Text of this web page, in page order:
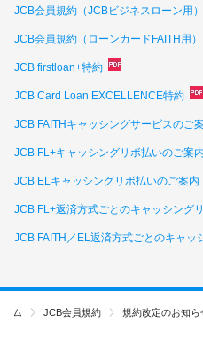
JCB会員規約（JCBビジネスローン用）
JCB会員規約（ローンカードFAITH用）
JCB firstloan+特約
JCB Card Loan EXCELLENCE特約
JCB FAITHキャッシングサービスのご
JCB FL+キャッシングリボ払いのご案内
JCB ELキャッシングリボ払いのご案内
JCB FL+返済方式ごとのキャッシング
JCB FAITH／EL返済方式ごとのキャッ
ーム JCB会員規約 規約改定のお知ら